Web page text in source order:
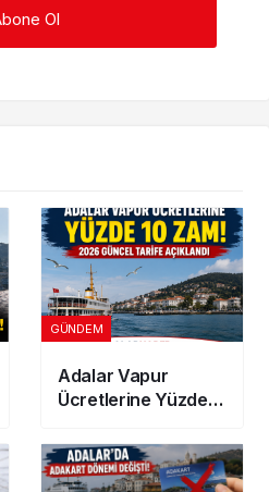
GÜNDEM
Adalar Vapur
Ücretlerine Yüzde
Güncel Tarife
Açıklandı